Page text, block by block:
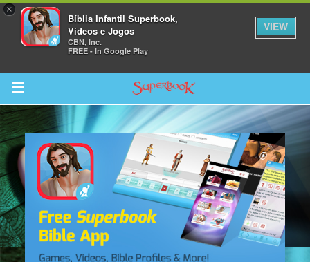
×
Bíblia Infantil Superbook,
Vídeos e Jogos
CBN, Inc.
FREE - In Google Play
VIEW
Return to Content